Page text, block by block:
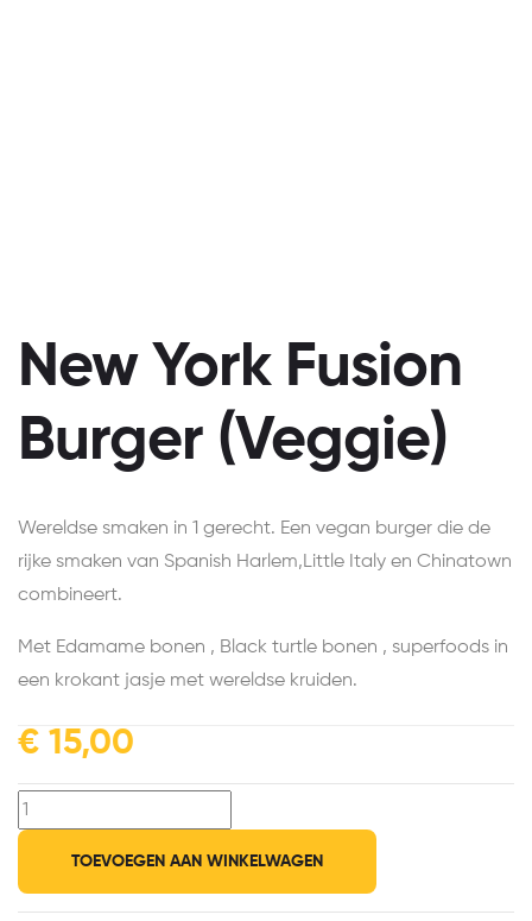
New York Fusion
Burger (Veggie)
Wereldse smaken in 1 gerecht. Een vegan burger die de
rijke smaken van Spanish Harlem,Little Italy en Chinatown
combineert.
Met Edamame bonen , Black turtle bonen , superfoods in
een krokant jasje met wereldse kruiden.
€ 15,00
TOEVOEGEN AAN WINKELWAGEN